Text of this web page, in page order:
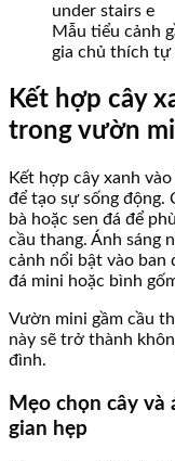
Mẫu tiểu cảnh
gia chủ thích tự
Kết hợp cây
trong vườn
Kết hợp cây xanh
để tạo sự sống động.
bà hoặc sen đá để
cầu thang. Ánh sáng
cảnh nổi bật vào ban
đá mini hoặc bình
Vườn mini gầm cầu
này sẽ trở thành
đình.
Mẹo chọn cây và
gian hẹp